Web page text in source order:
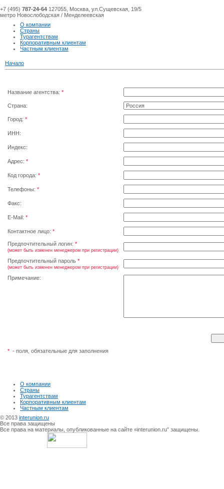
+7 (495) 787-24-64 127055, Москва, ул.Сущевская, 19/5
метро Новослободская / Менделеевская
О компании
Страны
Турагентствам
Корпоративным клиентам
Частным клиентам
Начало
Название агентства: *
Страна:
Город: *
ИНН:
Индекс:
Адрес: *
Код города: *
Телефоны: *
Факс:
E-Mail: *
Контактное лицо: *
Предпочтительный логин: *
(может быть изменен менеджером при регистрации)
Предпочтительный пароль *
(может быть изменен менеджером при регистрации)
Примечание:
* - поля, обязательные для заполнения
О компании
Страны
Турагентствам
Корпоративным клиентам
Частным клиентам
© 2013 interunion.ru
Все права защищены
Все права на материалы, опубликованные на сайте «interunion.ru” защищены.